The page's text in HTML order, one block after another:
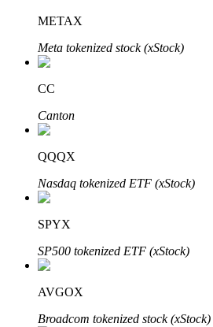
Investimento Automático
Aprenda a apostar
Aprenda como ganhar renda passiva
Bitrue
AI
METAX
Meta tokenized stock (xStock)
CC
Canton
QQQX
Nasdaq tokenized ETF (xStock)
SPYX
SP500 tokenized ETF (xStock)
AVGOX
Broadcom tokenized stock (xStock)